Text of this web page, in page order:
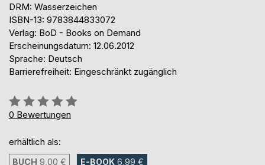
DRM: Wasserzeichen
ISBN-13: 9783844833072
Verlag: BoD - Books on Demand
Erscheinungsdatum: 12.06.2012
Sprache: Deutsch
Barrierefreiheit: Eingeschränkt zugänglich
Bewertung::
0%
0 Bewertungen
erhältlich als:
BUCH 9,00 € E-BOOK 6,99 €